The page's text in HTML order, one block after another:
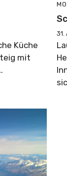
Küche
mit
31.